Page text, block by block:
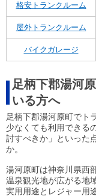
格安トランクルーム
屋外トランクルーム
バイクガレージ
足柄下郡湯河
いる方へ
足柄下郡湯河原町でト
少なくても利用できる
討すべきか」といった
か。
湯河原町は神奈川県西
温泉観光地が広がる地
実用用途とレジャー用